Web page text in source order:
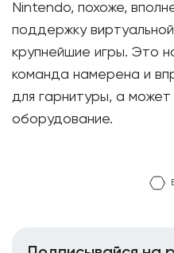
Nintendo, похоже,
поддержку
крупнейшие игры. Это
команда намерена и
для гарнитуры, а
оборудование.